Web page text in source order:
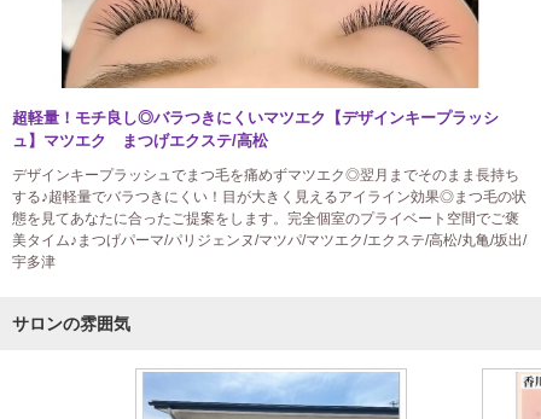
超軽量！モチ良し◎バラつきにくいマツエク【デザインキープラッシ
ュ】マツエク まつげエクステ/高松
デザインキープラッシュでまつ毛を痛めずマツエク◎翌月までそのまま長持ち
する♪超軽量でバラつきにくい！目が大きく見えるアイライン効果◎まつ毛の状
態を見てあなたに合ったご提案をします。完全個室のプライベート空間でご褒
美タイム♪まつげパーマ/パリジェンヌ/マツパ/マツエク/エクステ/高松/丸亀/坂出/
宇多津
サロンの雰囲気